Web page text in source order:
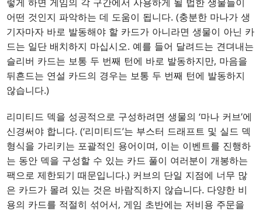
렇게 하면 게임의 각 구간에서 사용하게 될 법한 생물들이
어떤 것인지 파악하는 데 도움이 됩니다. (충분한 마나가 생
기자마자 바로 발동해야 할 카드가 아니라면 생물이 아닌 카
드는 일단 배치하지 마십시오. 예를 들어 달려드는 견뎌내는
슬리버 카드는 보통 두 번째 턴에 바로 발동하지만, 마음을
뒤흔드는 연설 카드의 경우는 보통 두 번째 턴에 발동하지
않습니다.)
리미티드 덱을 성공적으로 구성하려면 생물의 ‘마나 커브’에
신경써야 합니다. (‘리미티드’는 부스터 드래프트 및 실드 덱
형식을 가리키는 포괄적인 용어이며, 이는 이벤트를 진행하
는 동안 덱을 구성할 수 있는 카드 풀이 여러분이 개봉하는
팩으로 제한되기 때문입니다.) 커브의 단일 지점에 너무 많
은 카드가 몰려 있는 것은 바람직하지 않습니다. 다양한 비
용의 카드를 적절히 섞어서, 게임 초반에는 저비용 주문을